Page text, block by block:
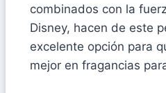
combinados con la
Disney, hacen de este
excelente opción para
mejor en fragancias